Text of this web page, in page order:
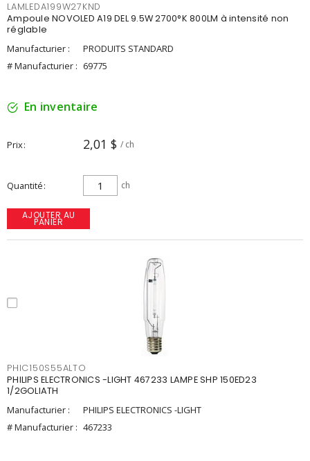
LAMLEDA199W27KND
Ampoule NOVOLED A19 DEL 9.5W 2700°K 800LM à intensité non
réglable
Manufacturier :
PRODUITS STANDARD
# Manufacturier : 69775
En inventaire
Prix 2,01 $ / ch
Quantité ch
AJOUTER AU
PANIER
PHIC150S55ALTO
PHILIPS ELECTRONICS -LIGHT 467233 LAMPE SHP 150ED23
1/2GOLIATH
Manufacturier :
PHILIPS ELECTRONICS -LIGHT
# Manufacturier : 467233